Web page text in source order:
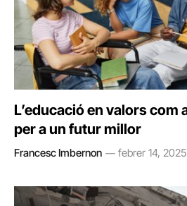
L’educació en valors com
per a un futur millor
Francesc Imbernon febrer 14, 2025